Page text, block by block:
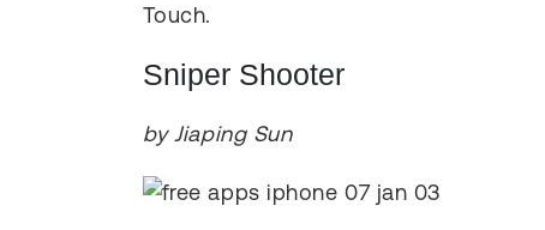
Touch.
Sniper Shooter
by Jiaping Sun